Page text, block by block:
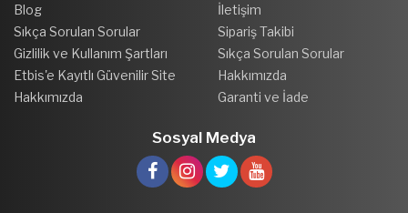
Blog
Sıkça Sorulan Sorular
Gizlilik ve Kullanım Şartları
Etbis'e Kayıtlı Güvenilir Site
Hakkımızda
İletişim
Sipariş Takibi
Sıkça Sorulan Sorular
Hakkımızda
Garanti ve İade
Sosyal Medya